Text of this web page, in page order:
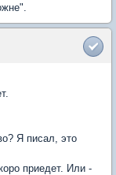
Я писал, это
приедет. Или -